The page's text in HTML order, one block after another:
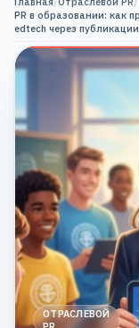
PR в образовании: как
edtech через
ОТРАСЛЕВОЙ